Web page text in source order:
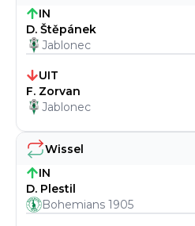
Wissel
IN
D. Plestil
Bohemians 1905
IN
D. Štěpánek
Jablonec
UIT
F. Zorvan
Jablonec